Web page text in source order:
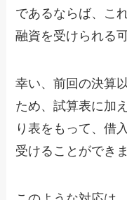
であるならば、こ
融資を受けられる
幸い、前回の決算
ため、試算表に加
り表をもって、借
受けることができ